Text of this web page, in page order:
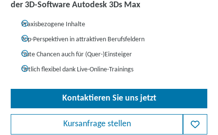
der 3D-Software Autodesk 3Ds Max
Praxisbezogene Inhalte
Top-Perspektiven in attraktiven Berufsfeldern
Gute Chancen auch für (Quer-)Einsteiger
Örtlich flexibel dank Live-Online-Trainings
Kontaktieren Sie uns jetzt
Kursanfrage stellen